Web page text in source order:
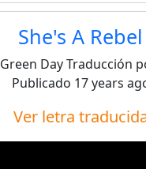
She's A Rebel
Green DayTraducción
Publicado 17 years
Ver letra